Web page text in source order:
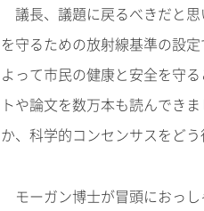
議長、議題に戻るべきだと
を守るための放射線基準の設
よって市民の健康と安全を守
トや論文を数万本も読んでき
か、科学的コンセンサスをどう
モーガン博士が冒頭におっ